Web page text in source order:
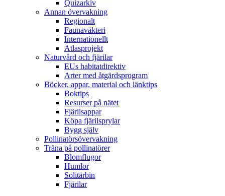
Quizarkiv
Annan övervakning
Regionalt
Faunaväkteri
Internationellt
Atlasprojekt
Naturvård och fjärilar
EUs habitatdirektiv
Arter med åtgärdsprogram
Böcker, appar, material och länktips
Boktips
Resurser på nätet
Fjärilsappar
Köpa fjärilsprylar
Bygg själv
Pollinatörsövervakning
Träna på pollinatörer
Blomflugor
Humlor
Solitärbin
Fjärilar